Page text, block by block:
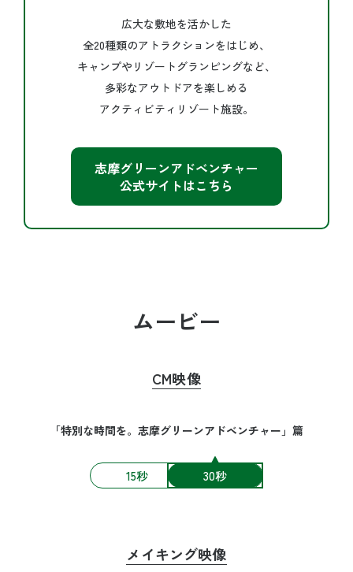
広大な敷地を活かした
全20種類のアトラクションをはじめ、
キャンプやリゾートグランピングなど、
多彩なアウトドアを楽しめる
アクティビティリゾート施設。
志摩グリーンアドベンチャー
公式サイトはこちら
ムービー
CM映像
「特別な時間を。志摩グリーンアドベンチャー」篇
15秒 30秒
メイキング映像